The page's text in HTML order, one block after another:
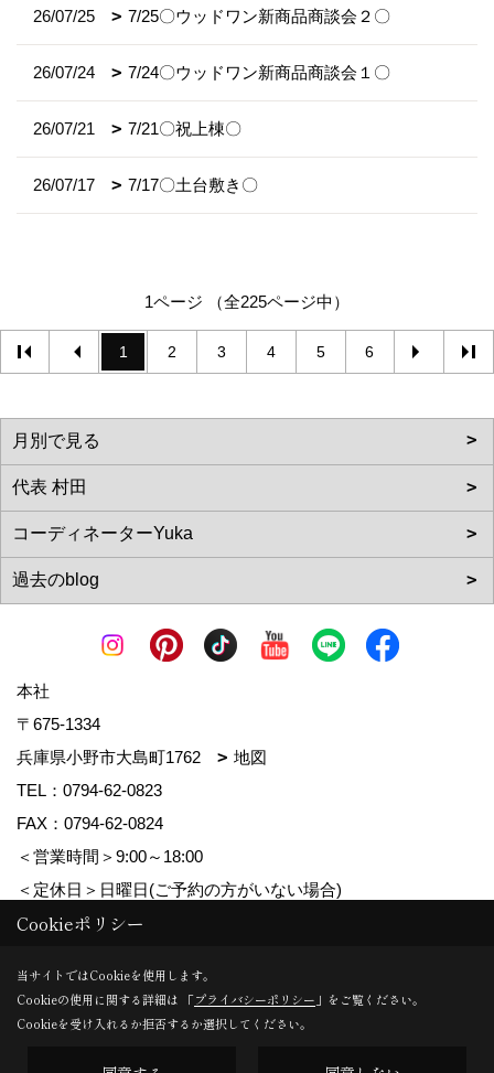
26/07/25 7/25〇ウッドワン新商品商談会２〇
26/07/24 7/24〇ウッドワン新商品商談会１〇
26/07/21 7/21〇祝上棟〇
26/07/17 7/17〇土台敷き〇
1ページ （全225ページ中）
1 2 3 4 5 6
本社
〒675-1334
兵庫県小野市大島町1762
地図
TEL： 0794-62-0823
FAX：0794-62-0824
＜営業時間＞9:00～18:00
＜定休日＞日曜日(ご予約の方がいない場合)
Copyright (c) MDhomes. All Rights Reserved.
Produced byゴデスクリエイト
Cookieポリシー
当サイトではCookieを使用します。
Cookieの使用に関する詳細は 「プライバシーポリシー 」をご覧ください。
Cookieを受け入れるか拒否するか選択してください。